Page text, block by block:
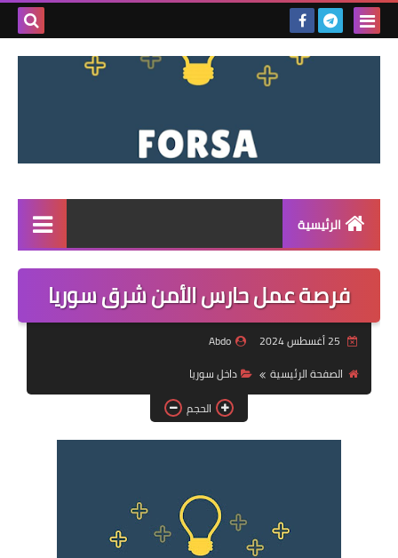
بحث
الرئيسية
القائمة
مناقصات
فرص عمل في تركيا
فرص عمل في العراق
فرص عمل في السودان
دورات تدريبية
فرصة عمل حارس الأمن شرق سوريا
Abdo
الصفحة الرئيسية
داخل سوريا
الحجم